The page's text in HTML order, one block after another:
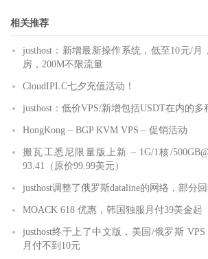
相关推荐
justhost：新增最新操作系统，低至10元/月
房，200M不限流量
CloudIPLC七夕充值活动！
justhost：低价VPS/新增包括USDT在内的
HongKong – BGP KVM VPS – 促销活动
搬瓦工悉尼限量版上新 – 1G/1核/
93.41（原价99.99美元）
justhost调整了俄罗斯dataline的网络，部分
MOACK 618 优惠，韩国独服月付39美金起
justhost终于上了中文版，美国/俄罗斯
月付不到10元